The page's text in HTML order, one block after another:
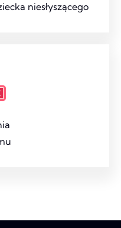
niesłyszącego